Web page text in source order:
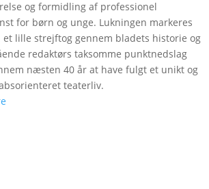
og formidling af professionel
for børn og unge. Lukningen markeres
et lille strejftog gennem bladets historie og
redaktørs taksomme punktnedslag
næsten 40 år at have fulgt et unikt og
teaterliv.